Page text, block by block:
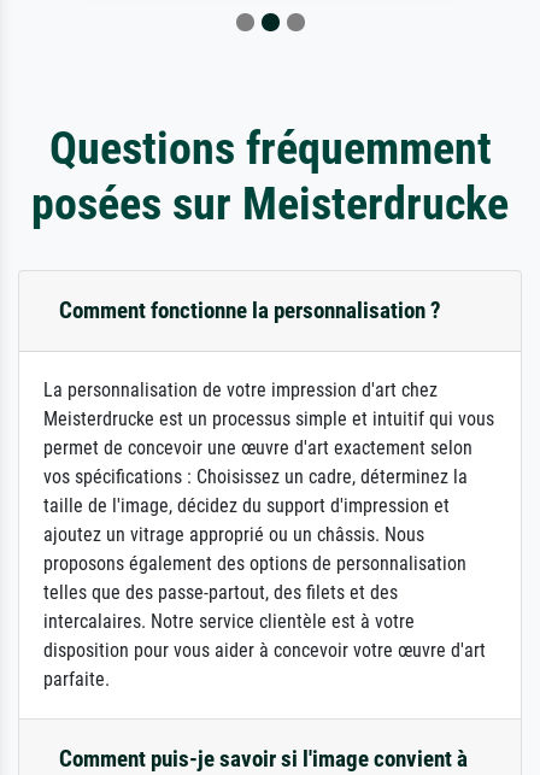
Questions fréquemment
posées sur Meisterdrucke
Comment fonctionne la personnalisation ?
La personnalisation de votre impression d'art chez
Meisterdrucke est un processus simple et intuitif qui vous
permet de concevoir une œuvre d'art exactement selon
vos spécifications : Choisissez un cadre, déterminez la
taille de l'image, décidez du support d'impression et
ajoutez un vitrage approprié ou un châssis. Nous
proposons également des options de personnalisation
telles que des passe-partout, des filets et des
intercalaires. Notre service clientèle est à votre
disposition pour vous aider à concevoir votre œuvre d'art
parfaite.
Comment puis-je savoir si l'image convient à